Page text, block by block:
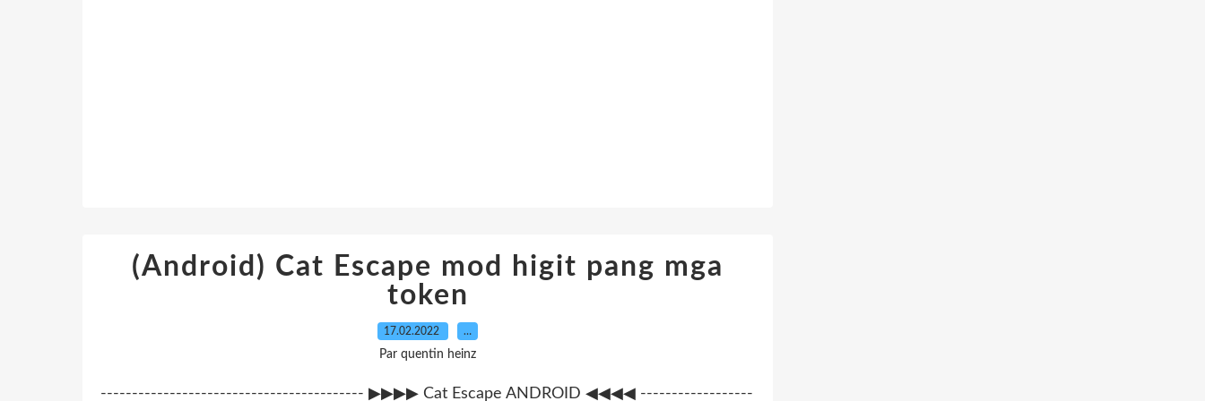
(Android) Cat Escape mod higit pang mga
token
17.02.2022 …
Par quentin heinz
------------------------------------------ ▶▶▶▶ Cat Escape ANDROID ◀◀◀◀ ------------------